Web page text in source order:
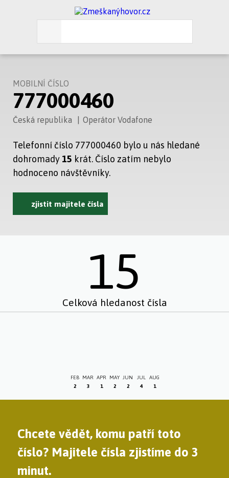
MOBILNÍ ČÍSLO
777000460
Česká republika Operátor Vodafone
Telefonní číslo 777000460 bylo u nás hledané
dohromady 15 krát. Číslo zatím nebylo
hodnoceno návštěvníky.
zjistit majitele čísla
15
Celková hledanost čísla
FEB
2
MAR
3
APR
1
MAY
2
JUN
2
JUL
4
AUG
1
Chcete vědět, komu patří toto
číslo? Majitele čísla zjistíme do 3
minut.